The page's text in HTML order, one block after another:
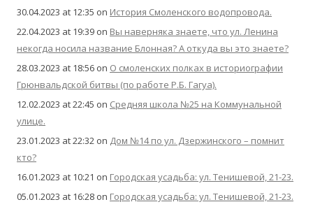
30.04.2023 at 12:35 on История Смоленского водопровода.
22.04.2023 at 19:39 on Вы наверняка знаете, что ул. Ленина
некогда носила название Блонная? А откуда вы это знаете?
28.03.2023 at 18:56 on О смоленских полках в историографии
Грюнвальдской битвы (по работе Р.Б. Гагуа).
12.02.2023 at 22:45 on Средняя школа №25 на Коммунальной
улице.
23.01.2023 at 22:32 on Дом №14 по ул. Дзержинского – помнит
кто?
16.01.2023 at 10:21 on Городская усадьба: ул. Тенишевой, 21-23.
05.01.2023 at 16:28 on Городская усадьба: ул. Тенишевой, 21-23.